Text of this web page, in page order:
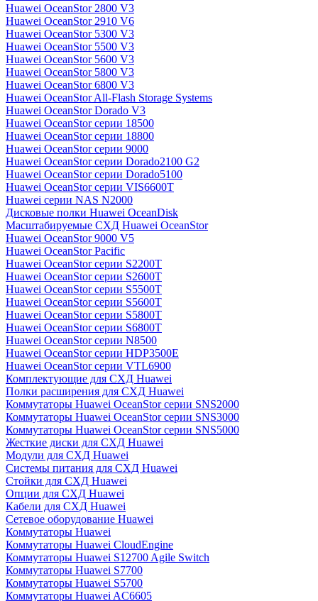
Huawei OceanStor 2800 V3
Huawei OceanStor 2910 V6
Huawei OceanStor 5300 V3
Huawei OceanStor 5500 V3
Huawei OceanStor 5600 V3
Huawei OceanStor 5800 V3
Huawei OceanStor 6800 V3
Huawei OceanStor All-Flash Storage Systems
Huawei OceanStor Dorado V3
Huawei OceanStor серии 18500
Huawei OceanStor серии 18800
Huawei OceanStor серии 9000
Huawei OceanStor серии Dorado2100 G2
Huawei OceanStor серии Dorado5100
Huawei OceanStor серии VIS6600T
Huawei серии NAS N2000
Дисковые полки Huawei OceanDisk
Масштабируемые СХД Huawei OceanStor
Huawei OceanStor 9000 V5
Huawei OceanStor Pacific
Huawei OceanStor серии S2200T
Huawei OceanStor серии S2600T
Huawei OceanStor серии S5500T
Huawei OceanStor серии S5600T
Huawei OceanStor серии S5800T
Huawei OceanStor серии S6800T
Huawei OceanStor серии N8500
Huawei OceanStor серии HDP3500E
Huawei OceanStor серии VTL6900
Комплектующие для СХД Huawei
Полки расширения для СХД Huawei
Коммутаторы Huawei OceanStor серии SNS2000
Коммутаторы Huawei OceanStor серии SNS3000
Коммутаторы Huawei OceanStor серии SNS5000
Жесткие диски для СХД Huawei
Модули для СХД Huawei
Системы питания для СХД Huawei
Стойки для СХД Huawei
Опции для СХД Huawei
Кабели для СХД Huawei
Сетевое оборудование Huawei
Коммутаторы Huawei
Коммутаторы Huawei CloudEngine
Коммутаторы Huawei S12700 Agile Switch
Коммутаторы Huawei S7700
Коммутаторы Huawei S5700
Коммутаторы Huawei AC6605